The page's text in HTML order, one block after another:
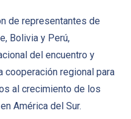
de representantes de
Bolivia y Perú,
del encuentro y
cooperación regional para
al crecimiento de los
América del Sur.